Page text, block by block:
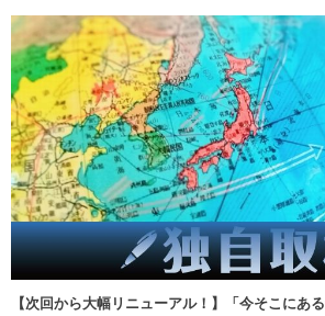
【次回から大幅リニューアル！】「今そこに